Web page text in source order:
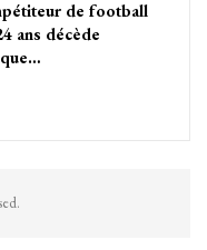
de football
ans décède